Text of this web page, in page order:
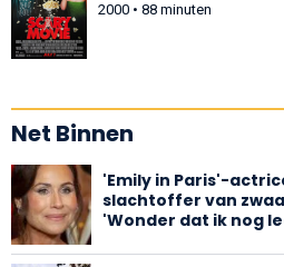
2000 • 88 minuten
Net Binnen
'Emily in Paris'-
slachtoffer van
'Wonder dat ik nog